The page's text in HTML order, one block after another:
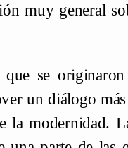
muy general
que se
un diálogo
la modernidad.